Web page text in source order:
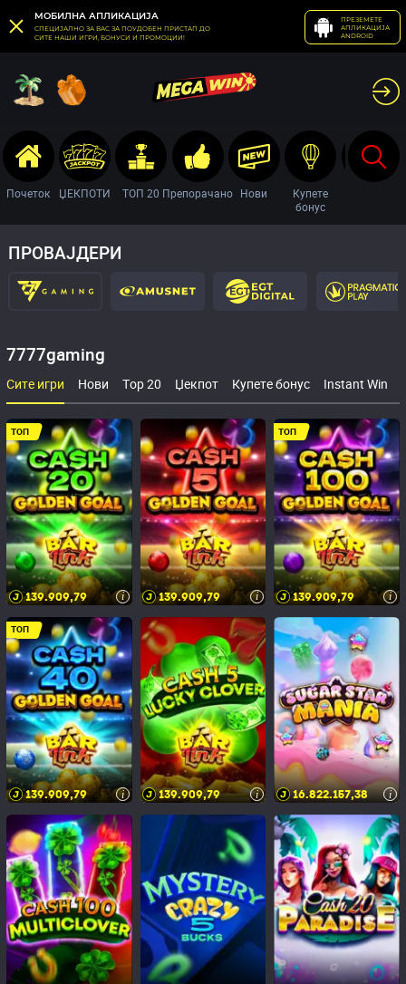
МОБИЛНА АПЛИКАЦИЈА
СПЕЦИЈАЛНО ЗА ВАС ЗА ПОУДОБЕН ПРИСТАП ДО
СИТЕ НАШИ ИГРИ, БОНУСИ И ПРОМОЦИИ!
ПРЕЗЕМЕТЕ
АПЛИКАЦИЈА
ANDROID
Почеток ЏЕКПОТИ ТОП 20 Препорачано Нови
Купете
бонус
ПРОВАЈДЕРИ
7777gaming
Сите игри Нови Top 20 Џекпот Купете бонус Instant Win
ТОП
i
139.909,83 i
139.909,83
ТОП
i
139.909,83
ТОП
i
139.909,83 i
139.909,83 i
16.822.157,42